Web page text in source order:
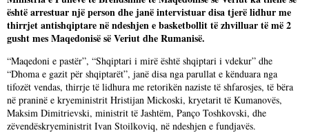
është arrestuar një person dhe janë intervistuar disa tjerë lidhur me
thirrjet antishqiptare në ndeshjen e basketbollit të zhvilluar të më 2
gusht mes Maqedonisë së Veriut dhe Rumanisë.
“Maqedoni e pastër”, “Shqiptari i mirë është shqiptari i vdekur” dhe
“Dhoma e gazit për shqiptarët”, janë disa nga parullat e kënduara nga
tifozët vendas, thirrje të lidhura me retorikën naziste të shfarosjes, të bëra
në praninë e kryeministrit Hristijan Mickoski, kryetarit të Kumanovës,
Maksim Dimitrievski, ministrit të Jashtëm, Panço Toshkovski, dhe
zëvendëskryeministrit Ivan Stoilkoviq, në ndeshjen e fundjavës.